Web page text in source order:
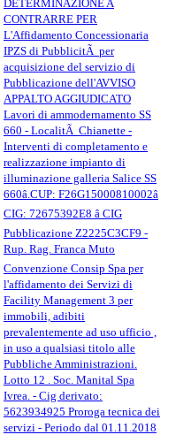
DETERMINAZIONE A
CONTRARRE PER
L'Affidamento Concessionaria
IPZS di PubblicitÃ per
acquisizione del servizio di
Pubblicazione dell'AVVISO
APPALTO AGGIUDICATO
Lavori di ammodernamento SS
660 - LocalitÃ Chianette -
Interventi di completamento e
realizzazione impianto di
illuminazione galleria Salice SS
660â.CUP: F26G15000810002â
CIG: 72675392E8 â CIG
Pubblicazione Z2225C3CF9 -
Rup. Rag. Franca Muto
Convenzione Consip Spa per
l'affidamento dei Servizi di
Facility Management 3 per
immobili, adibiti
prevalentemente ad uso ufficio ,
in uso a qualsiasi titolo alle
Pubbliche Amministrazioni.
Lotto 12 . Soc. Manital Spa
Ivrea. - Cig derivato:
5623934925 Proroga tecnica dei
servizi - Periodo dal 01.11.2018